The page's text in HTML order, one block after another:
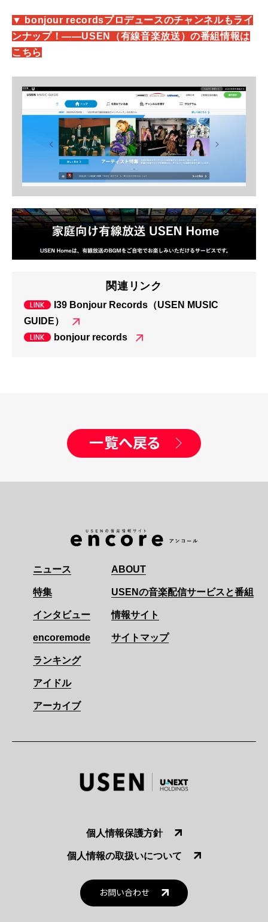
▼ bonjour recordsプロデュースのチャンネルもライ
ンナップ！――USEN（有線音楽放送）の番組情報は
こちら
関連リンク
I39 Bonjour Records（USEN MUSIC
GUIDE）
bonjour records
一覧へ戻る
ニュース
特集
インタビュー
encoremode
ランキング
アイドル
アーカイブ
ABOUT
USENの音楽配信サービスと番組
情報サイト
サイトマップ
個人情報保護方針
個人情報の取扱いについて
お問い合わせ